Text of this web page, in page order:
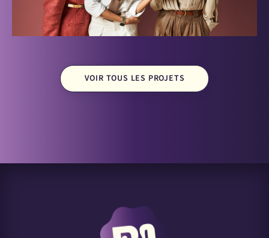
VOIR TOUS LES PROJETS